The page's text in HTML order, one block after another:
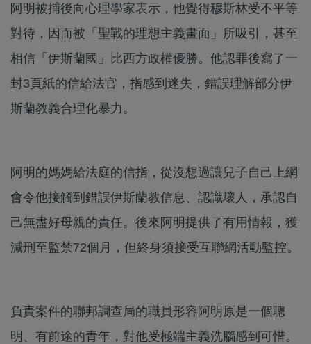
阿明被捕後向心理學家表示，他覺得穆斯林受不平等
對待，因而被「聖戰的理想主義畫面」所吸引，甚至
相信「伊斯蘭國」比西方政權優勝。他認罪後寫了一
封3頁紙的信給法官，指感到迷失，錯誤理解部分伊
斯蘭教義合理化暴力。
阿明的媽媽給法庭的信指，從沒想過讓兒子自己上網
會令他接觸到錯誤伊斯蘭教信息、認識壞人，承認自
己無盡好母親的責任。後來阿明提供了有用情報，獲
減刑至監禁72個月，但終身須接受互聯網活動監控。
負責案件的聯邦調查局的職員形容阿明原是一個聰
明、有前途的青年，對他受極端主義洗腦感到可惜。